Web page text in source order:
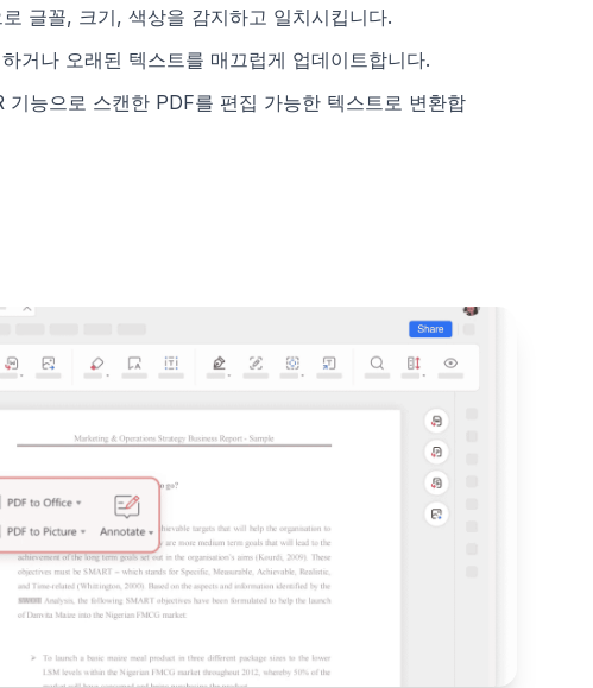
글꼴, 크기, 색상을 감지하고 일치시킵니다.
거나 오래된 텍스트를 매끄럽게 업데이트합니다.
기능으로 스캔한 PDF를 편집 가능한 텍스트로 변환합